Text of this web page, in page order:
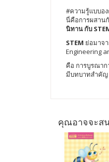
#ความรู้แบบอ
นี่คือการผสาน
นิทาน กับ
STEM ย่อมาจ
Engineering
คือ การบูรณาก
มีบทบาทสำคัญ
คุณอาจจะส